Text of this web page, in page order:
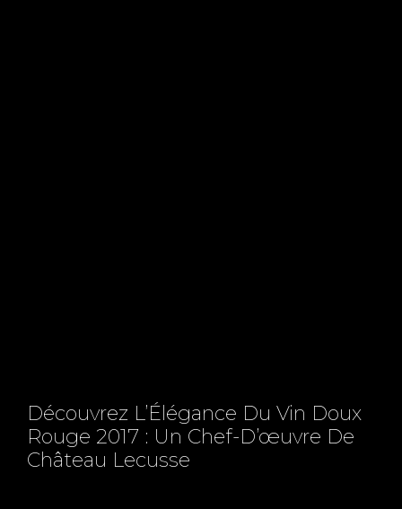
Découvrez L’Élégance Du Vin Doux
Rouge 2017 : Un Chef-D’œuvre De
Château Lecusse